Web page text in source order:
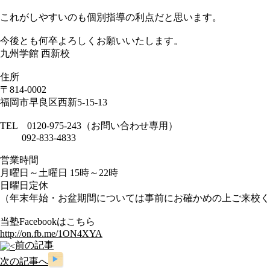
これがしやすいのも個別指導の利点だと思います。
今後とも何卒よろしくお願いいたします。
九州学館 西新校
住所
〒814-0002
福岡市早良区西新5-15-13
TEL 0120-975-243（お問い合わせ専用）
092-833-4833
営業時間
月曜日～土曜日 15時～22時
日曜日定休
（年末年始・お盆期間については事前にお確かめの上ご来校
当塾Facebookはこちら
http://on.fb.me/1ON4XYA
前の記事
次の記事へ